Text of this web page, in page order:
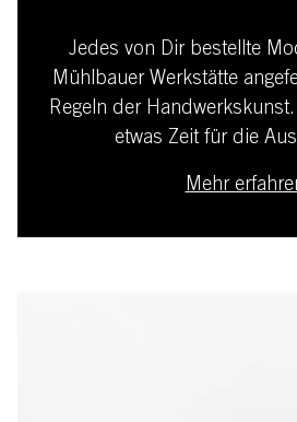
Jedes von Dir bestellte
Mühlbauer Werkstätte
Regeln der
etwas Zeit für die
Mehr